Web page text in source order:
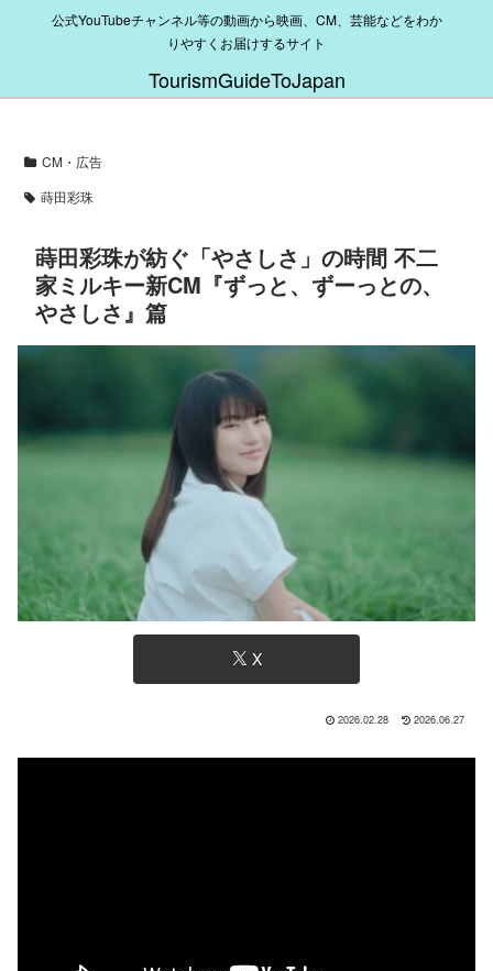
公式YouTubeチャンネル等の動画から映画、CM、芸能などをわか
りやすくお届けするサイト
TourismGuideToJapan
CM・広告
蒔田彩珠
蒔田彩珠が紡ぐ「やさしさ」の時間 不二
家ミルキー新CM『ずっと、ずーっとの、
やさしさ』篇
X
2026.02.28 2026.06.27